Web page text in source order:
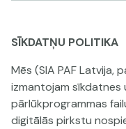
Šai spēlei nav
pieslēdzies,
SĪKDATŅU POLITIKA
Mēs (SIA PAF Latvija,
izmantojam sīkdatnes
pārlūkprogrammas
digitālās pirkstu